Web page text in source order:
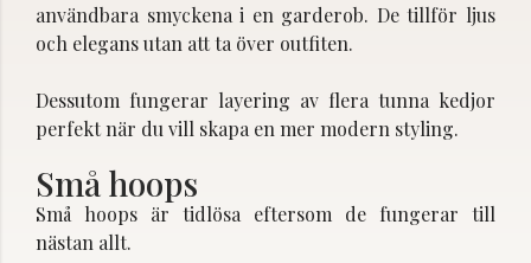
användbara smyckena i en garderob. De tillför ljus
och elegans utan att ta över outfiten.
Dessutom fungerar layering av flera tunna kedjor
perfekt när du vill skapa en mer modern styling.
Små hoops
Små hoops är tidlösa eftersom de fungerar till
nästan allt.